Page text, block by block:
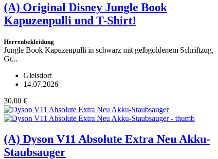
(A) Original Disney Jungle Book
Kapuzenpulli und T-Shirt!
Herrenbekleidung
Jungle Book Kapuzenpulli in schwarz mit gelbgoldenem Schriftzug,
Gr...
Gleisdorf
14.07.2026
30,00 €
(A) Dyson V11 Absolute Extra Neu Akku-
Staubsauger